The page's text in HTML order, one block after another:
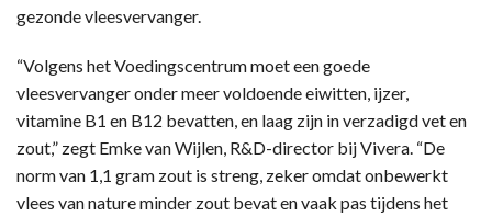
gezonde vleesvervanger.
“Volgens het Voedingscentrum moet een goede
vleesvervanger onder meer voldoende eiwitten, ijzer,
vitamine B1 en B12 bevatten, en laag zijn in verzadigd vet en
zout,” zegt Emke van Wijlen, R&D-director bij Vivera. “De
norm van 1,1 gram zout is streng, zeker omdat onbewerkt
vlees van nature minder zout bevat en vaak pas tijdens het